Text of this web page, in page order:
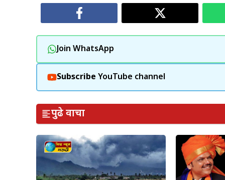
Join WhatsApp
Subscribe YouTube channel
पुढे वाचा